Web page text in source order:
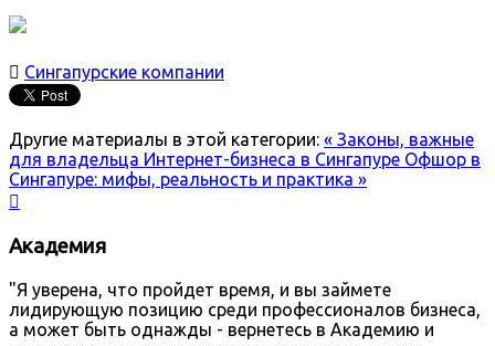
 Сингапурские компании
Другие материалы в этой категории: « Законы, важные
для владельца Интернет-бизнеса в Сингапуре Офшор в
Сингапуре: мифы, реальность и практика »

Академия
"Я уверена, что пройдет время, и вы займете
лидирующую позицию среди профессионалов бизнеса,
а может быть однажды - вернетесь в Академию и